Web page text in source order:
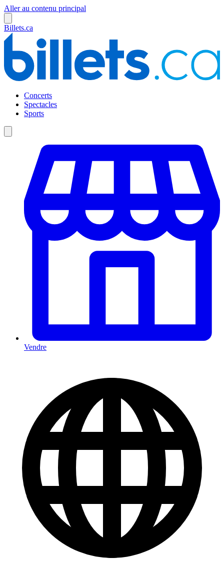
Aller au contenu principal
Billets.ca
Concerts
Spectacles
Sports
Vendre